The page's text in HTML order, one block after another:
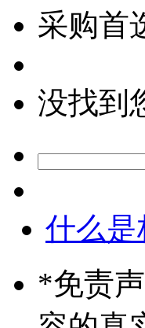
采购首
没找到
什么是
*免责